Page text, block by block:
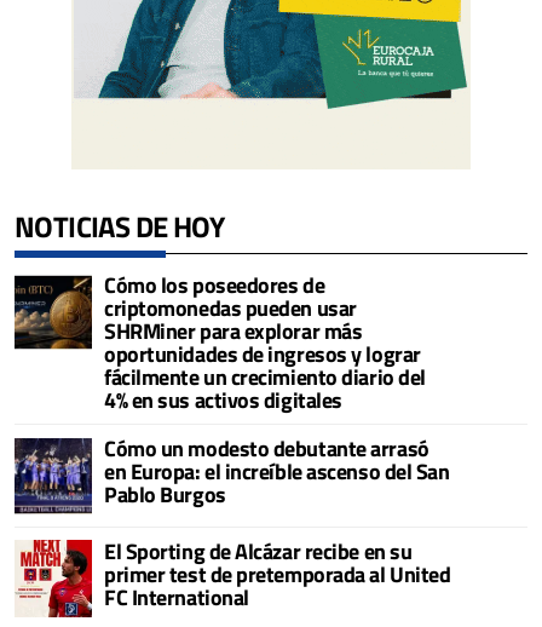
NOTICIAS DE HOY
Cómo los poseedores de
criptomonedas pueden usar
SHRMiner para explorar más
oportunidades de ingresos y lograr
fácilmente un crecimiento diario del
4% en sus activos digitales
Cómo un modesto debutante arrasó
en Europa: el increíble ascenso del San
Pablo Burgos
El Sporting de Alcázar recibe en su
primer test de pretemporada al United
FC International